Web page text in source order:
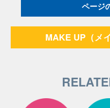
ページ
MAKE UP（メ